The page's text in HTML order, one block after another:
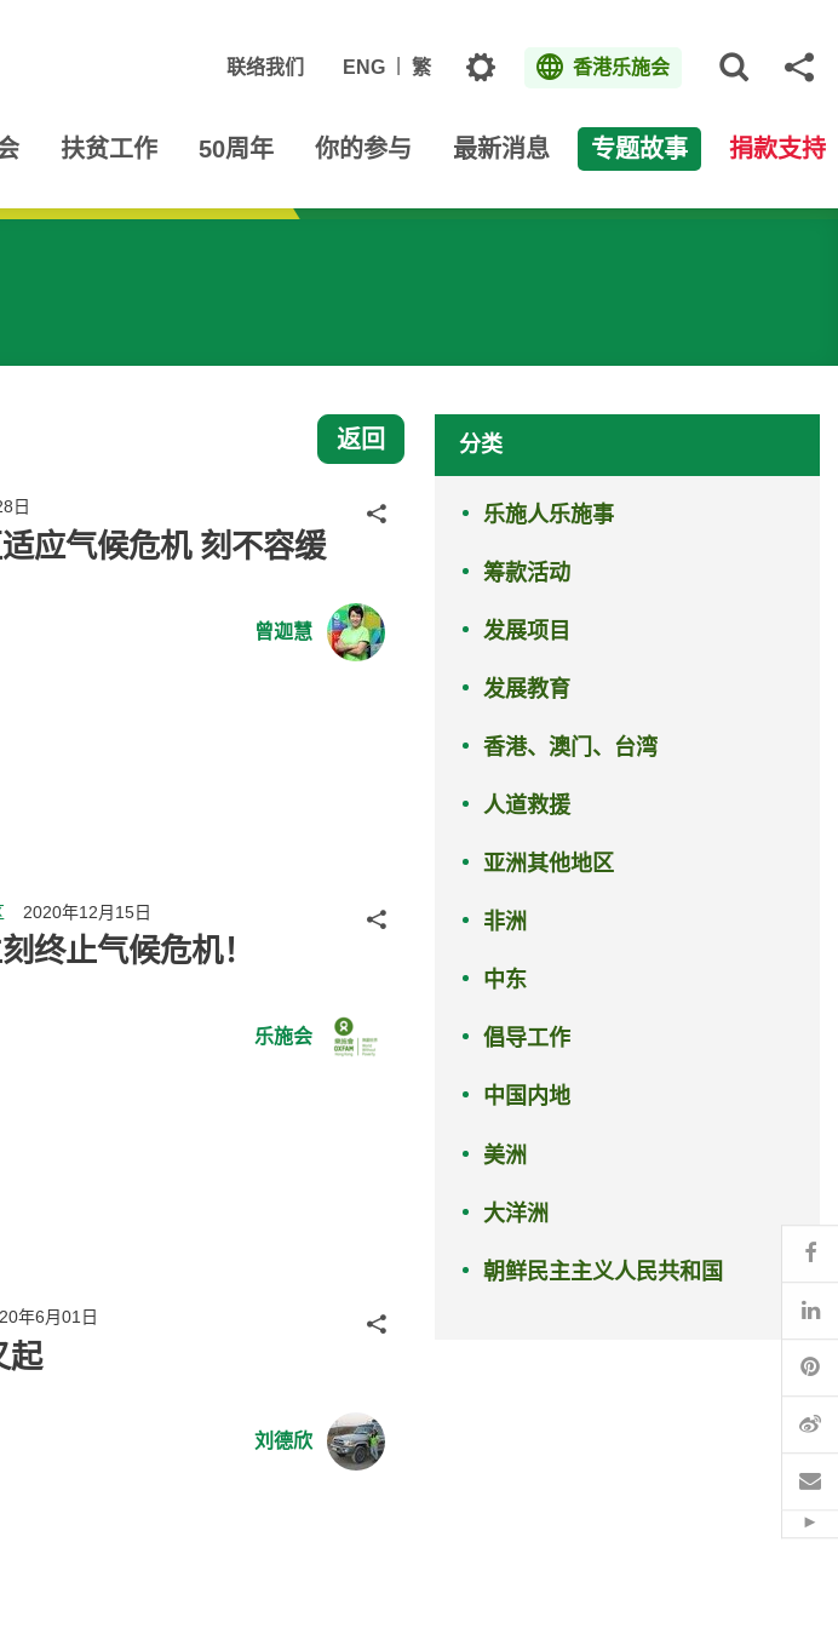
联络我们 ENG 繁 主题 香港乐施会
扶贫工作 50周年 你的参与 最新消息 专题故事 捐款支持
返回
日
应气候危机 刻不容缓
曾迦慧
分享
2020年12月15日
终止气候危机！
乐施会
分享
年6月01日
起
刘德欣
分享
分类
乐施人乐施事
筹款活动
发展项目
发展教育
香港、澳门、台湾
人道救援
亚洲其他地区
非洲
中东
倡导工作
中国内地
美洲
大洋洲
朝鲜民主主义人民共和国